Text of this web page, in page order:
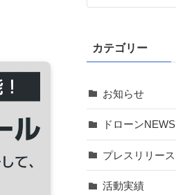
カテゴリー
お知らせ
ドローンNEWS
プレスリリース
活動実績